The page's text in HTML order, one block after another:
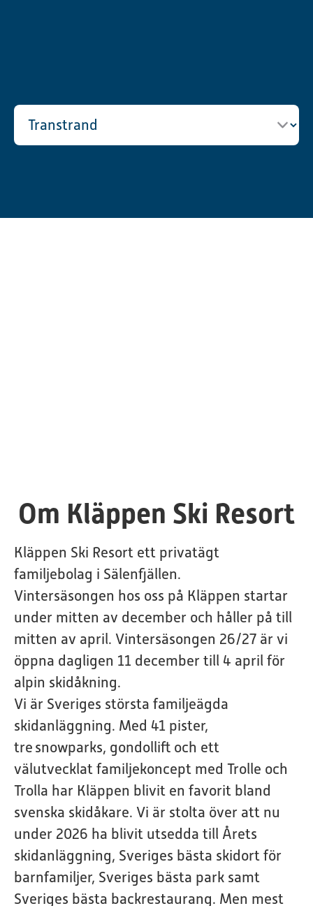
Om Kläppen Ski Resort
Kläppen Ski Resort ett privatägt
familjebolag i Sälenfjällen.
Vintersäsongen hos oss på Kläppen startar
under mitten av december och håller på till
mitten av april. Vintersäsongen 26/27 är vi
öppna dagligen 11 december till 4 april för
alpin skidåkning.
Vi är Sveriges största familjeägda
skidanläggning. Med 41 pister,
tre snowparks, gondollift och ett
välutvecklat familjekoncept med Trolle och
Trolla har Kläppen blivit en favorit bland
svenska skidåkare. Vi är stolta över att nu
under 2026 ha blivit utsedda till Årets
skidanläggning, Sveriges bästa skidort för
barnfamiljer, Sveriges bästa park samt
Sveriges bästa backrestaurang. Men mest